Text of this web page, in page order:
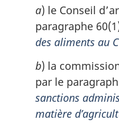
a) le Conseil
paragraphe
des aliments au
b) la
par le
sanctions
matière